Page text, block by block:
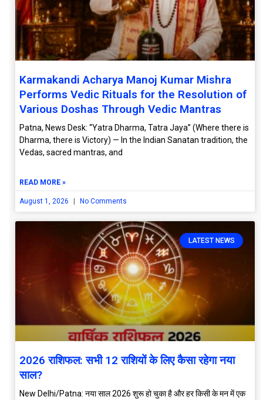
Karmakandi Acharya Manoj Kumar Mishra
Performs Vedic Rituals for the Resolution of
Various Doshas Through Vedic Mantras
Patna, News Desk: “Yatra Dharma, Tatra Jaya” (Where there is
Dharma, there is Victory) — In the Indian Sanatan tradition, the
Vedas, sacred mantras, and
READ MORE »
August 1, 2026 No Comments
LATEST NEWS
2026 राशिफल: सभी 12 राशियों के लिए कैसा रहेगा नया
साल?
New Delhi/Patna: नया साल 2026 शुरू हो चुका है और हर किसी के मन में एक